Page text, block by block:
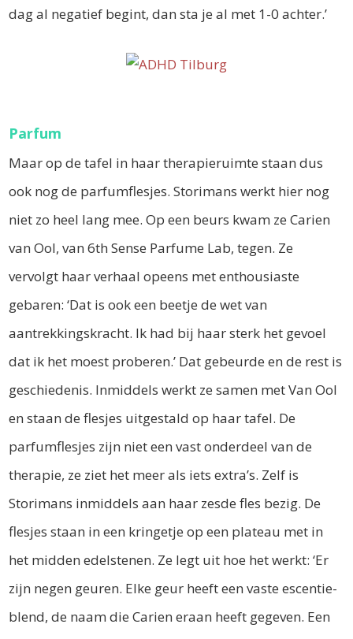
dag al negatief begint, dan sta je al met 1-0 achter.’
Parfum
Maar op de tafel in haar therapieruimte staan dus
ook nog de parfumflesjes. Storimans werkt hier nog
niet zo heel lang mee. Op een beurs kwam ze Carien
van Ool, van 6th Sense Parfume Lab, tegen. Ze
vervolgt haar verhaal opeens met enthousiaste
gebaren: ‘Dat is ook een beetje de wet van
aantrekkingskracht. Ik had bij haar sterk het gevoel
dat ik het moest proberen.’ Dat gebeurde en de rest is
geschiedenis. Inmiddels werkt ze samen met Van Ool
en staan de flesjes uitgestald op haar tafel. De
parfumflesjes zijn niet een vast onderdeel van de
therapie, ze ziet het meer als iets extra’s. Zelf is
Storimans inmiddels aan haar zesde fles bezig. De
flesjes staan in een kringetje op een plateau met in
het midden edelstenen. Ze legt uit hoe het werkt: ‘Er
zijn negen geuren. Elke geur heeft een vaste escentie-
blend, de naam die Carien eraan heeft gegeven. Een